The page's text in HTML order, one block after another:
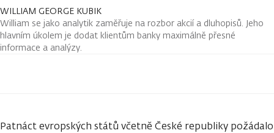
WILLIAM GEORGE KUBIK
William se jako analytik zaměřuje na rozbor akcií a dluhopisů. Jeho
hlavním úkolem je dodat klientům banky maximálně přesné
informace a analýzy.
Patnáct evropských států včetně České republiky požádalo